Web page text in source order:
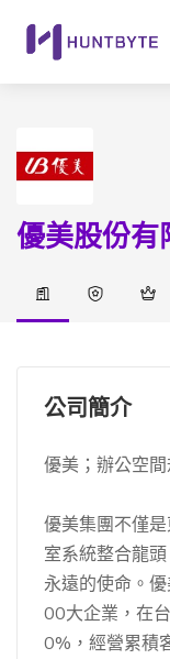
優美股份有
公司簡介
優美；辦公空
優美集團不僅
室系統整合龍
永遠的使命。
00大企業，在
0%，經營累積